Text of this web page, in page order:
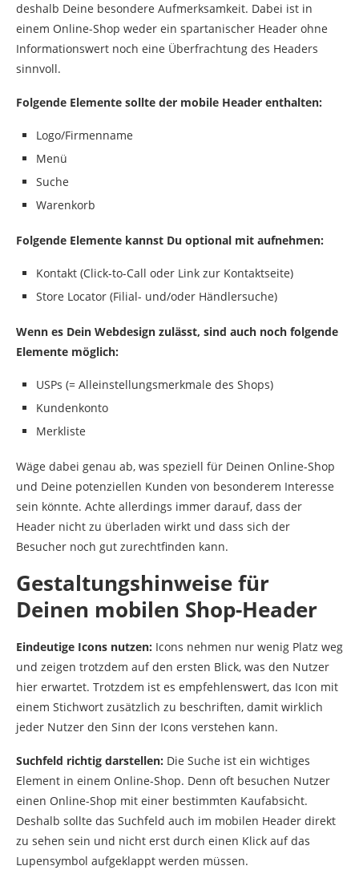
deshalb Deine besondere Aufmerksamkeit. Dabei ist in
einem Online-Shop weder ein spartanischer Header ohne
Informationswert noch eine Überfrachtung des Headers
sinnvoll.
Folgende Elemente sollte der mobile Header enthalten:
Logo/Firmenname
Menü
Suche
Warenkorb
Folgende Elemente kannst Du optional mit aufnehmen:
Kontakt (Click-to-Call oder Link zur Kontaktseite)
Store Locator (Filial- und/oder Händlersuche)
Wenn es Dein Webdesign zulässt, sind auch noch folgende
Elemente möglich:
USPs (= Alleinstellungsmerkmale des Shops)
Kundenkonto
Merkliste
Wäge dabei genau ab, was speziell für Deinen Online-Shop
und Deine potenziellen Kunden von besonderem Interesse
sein könnte. Achte allerdings immer darauf, dass der
Header nicht zu überladen wirkt und dass sich der
Besucher noch gut zurechtfinden kann.
Gestaltungshinweise für
Deinen mobilen Shop-Header
Eindeutige Icons nutzen: Icons nehmen nur wenig Platz weg
und zeigen trotzdem auf den ersten Blick, was den Nutzer
hier erwartet. Trotzdem ist es empfehlenswert, das Icon mit
einem Stichwort zusätzlich zu beschriften, damit wirklich
jeder Nutzer den Sinn der Icons verstehen kann.
Suchfeld richtig darstellen: Die Suche ist ein wichtiges
Element in einem Online-Shop. Denn oft besuchen Nutzer
einen Online-Shop mit einer bestimmten Kaufabsicht.
Deshalb sollte das Suchfeld auch im mobilen Header direkt
zu sehen sein und nicht erst durch einen Klick auf das
Lupensymbol aufgeklappt werden müssen.